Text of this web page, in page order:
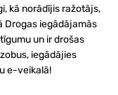
kā norādījis ražotājs,
Drogas iegādājamās
un ir drošas
iegādājies
e-veikalā!